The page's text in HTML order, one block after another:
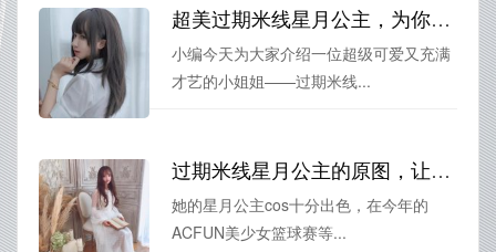
超美过期米线星月公主，为你带来一场精彩的cos作品之旅
小编今天为大家介绍一位超级可爱又充满
才艺的小姐姐——过期米线...
过期米线星月公主的原图，让你领略她无与伦比的美貌
她的星月公主cos十分出色，在今年的
ACFUN美少女篮球赛等...